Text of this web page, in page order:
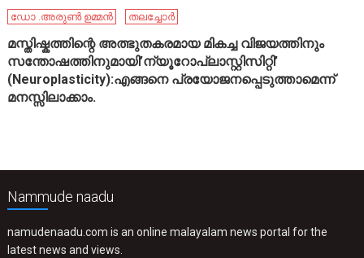
ഡോ .അരുൺ ഉമ്മൻ
തലച്ചോർ
മസ്തിഷ്കത്തിന്റെ അത്ഭുതകരമായ മികച്ച വിജയത്തിനും
സന്തോഷത്തിനുമായി’ന്യൂറോപ്ലാസ്റ്റിസിറ്റി’
(Neuroplasticity):എങ്ങനെ പ്രയോജനപ്പെടുത്താമെന്ന്
മനസ്സിലാക്കാം.
Nammude naadu
namudenaadu.com is an online malayalam news portal for the
latest news and views.